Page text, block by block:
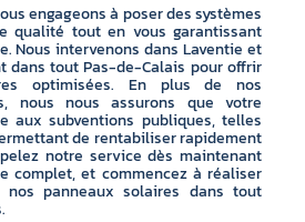
engageons à poser des systèmes
qualité tout en vous garantissant
Nous intervenons dans Laventie et
dans tout Pas-de-Calais pour offrir
optimisées. En plus de nos
nous nous assurons que votre
aux subventions publiques, telles
de rentabiliser rapidement
notre service dès maintenant
complet, et commencez à réaliser
panneaux solaires dans tout